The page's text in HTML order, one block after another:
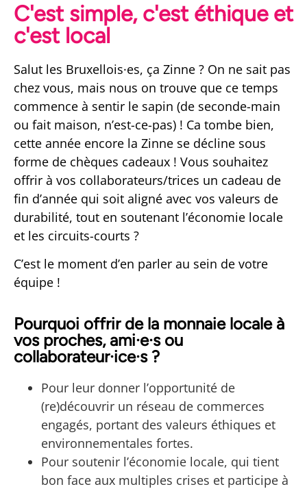
C'est simple, c'est éthique et
c'est local
Salut les Bruxellois·es, ça Zinne ? On ne sait pas
chez vous, mais nous on trouve que ce temps
commence à sentir le sapin (de seconde-main
ou fait maison, n’est-ce-pas) ! Ca tombe bien,
cette année encore la Zinne se décline sous
forme de chèques cadeaux ! Vous souhaitez
offrir à vos collaborateurs/trices un cadeau de
fin d’année qui soit aligné avec vos valeurs de
durabilité, tout en soutenant l’économie locale
et les circuits-courts ?
C’est le moment d’en parler au sein de votre
équipe !
Pourquoi offrir de la monnaie locale à
vos proches, ami·e·s ou
collaborateur·ice·s ?
Pour leur donner l’opportunité de
(re)découvrir un réseau de commerces
engagés, portant des valeurs éthiques et
environnementales fortes.
Pour soutenir l’économie locale, qui tient
bon face aux multiples crises et participe à